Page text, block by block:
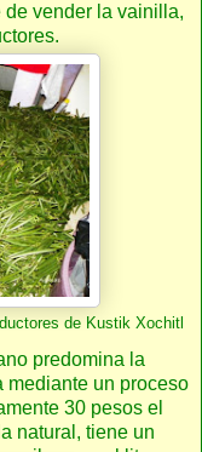
vender la vainilla,
de Kustik Xochitl
predomina la
mediante un proceso
30 pesos el
natural, tiene un